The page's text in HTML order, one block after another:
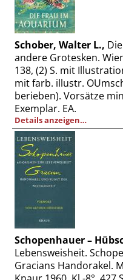
Schober, Walter L.,
andere Grotesken.
138, (2) S. mit
mit farb. illustr.
berieben). Vorsätze
Exemplar. EA.
Details anzeigen…
Schopenhauer –
Lebensweisheit.
Gracians Handorakel.